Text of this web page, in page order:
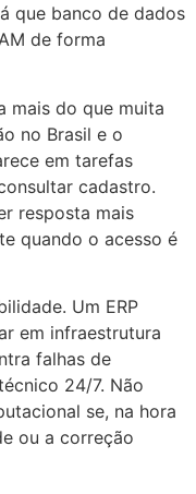
que banco de dados
de forma
mais do que muita
no Brasil e o
em tarefas
cadastro.
resposta mais
quando o acesso é
Um ERP
em infraestrutura
falhas de
24/7. Não
se, na hora
ou a correção